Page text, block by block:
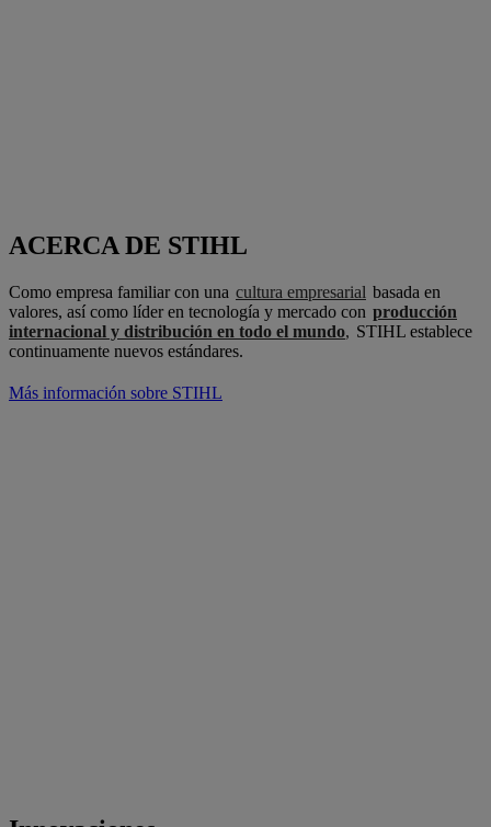
ACERCA DE STIHL
Como empresa familiar con una cultura empresarial basada en
valores, así como líder en tecnología y mercado con producción
internacional y distribución en todo el mundo, STIHL establece
continuamente nuevos estándares.
Más información sobre STIHL